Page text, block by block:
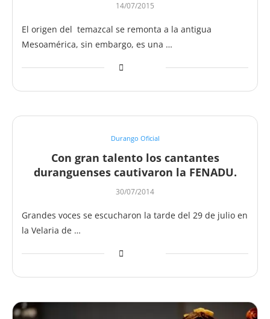
14/07/2015
El origen del temazcal se remonta a la antigua
Mesoamérica, sin embargo, es una …
Durango Oficial
Con gran talento los cantantes
duranguenses cautivaron la FENADU.
30/07/2014
Grandes voces se escucharon la tarde del 29 de julio en
la Velaria de …